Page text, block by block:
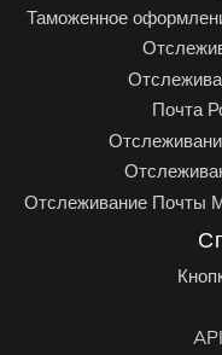
Таможенное
Почта
Отслеживание Почты